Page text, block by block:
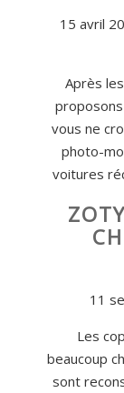
15 avril
Après
vous ne
photo-
voitures
11
Les
beaucoup
sont